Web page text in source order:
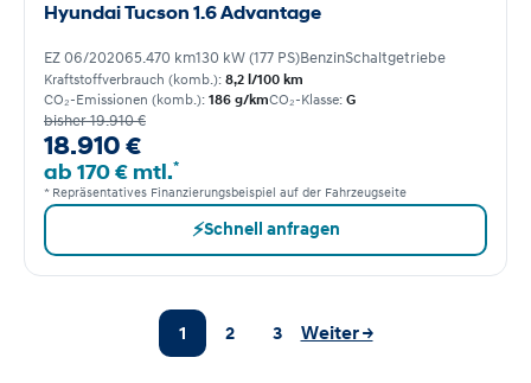
Hyundai Tucson 1.6 Advantage
EZ 06/202065.470 km130 kW (177 PS)BenzinSchaltgetriebe
Kraftstoffverbrauch (komb.): 8,2 l/100 km
CO₂-Emissionen (komb.): 186 g/kmCO₂-Klasse: G
bisher 19.910 €
18.910 €
ab 170 € mtl.*
* Repräsentatives Finanzierungsbeispiel auf der Fahrzeugseite
⚡Schnell anfragen
1 2 3 Weiter →